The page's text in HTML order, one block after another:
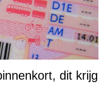
dit krijg